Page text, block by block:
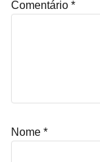
Comentário *
Nome *